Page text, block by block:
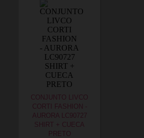
CONJUNTO LIVCO
CORTI FASHION -
AURORA LC90727
SHIRT + CUECA
PRETO